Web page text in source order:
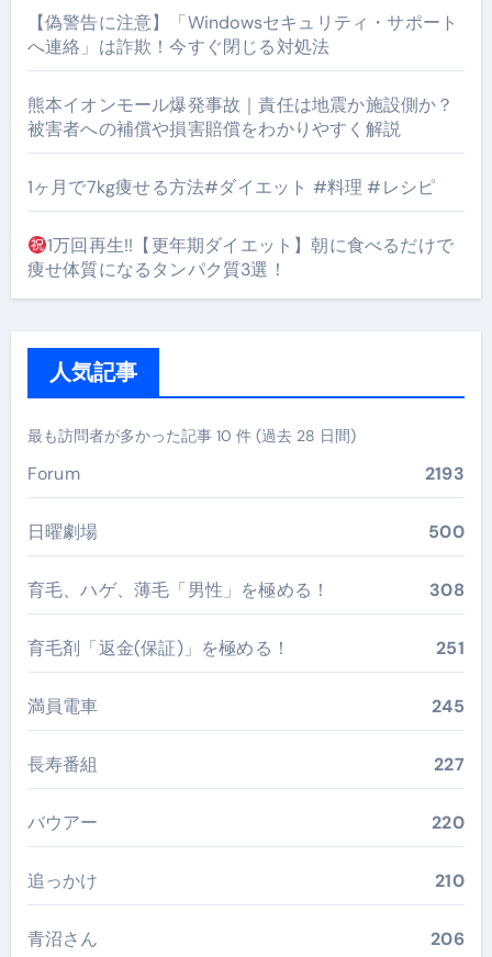
【偽警告に注意】「Windowsセキュリティ・サポート
へ連絡」は詐欺！今すぐ閉じる対処法
熊本イオンモール爆発事故｜責任は地震か施設側か？
被害者への補償や損害賠償をわかりやすく解説
1ヶ月で7kg痩せる方法#ダイエット #料理 #レシピ
1万回再生!!【更年期ダイエット】朝に食べるだけで
痩せ体質になるタンパク質3選！
人気記事
最も訪問者が多かった記事 10 件 (過去 28 日間)
Forum 2193
日曜劇場 500
育毛、ハゲ、薄毛「男性」を極める！ 308
育毛剤「返金(保証)」を極める！ 251
満員電車 245
長寿番組 227
バウアー 220
追っかけ 210
青沼さん 206